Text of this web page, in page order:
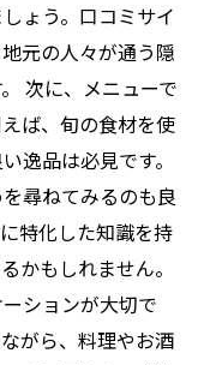
ょう。口コミサイ
元の人々が通う隠
次に、メニューで
ば、旬の食材を使
逸品は必見です。
尋ねてみるのも良
特化した知識を持
かもしれません。
ションが大切で
がら、料理やお酒